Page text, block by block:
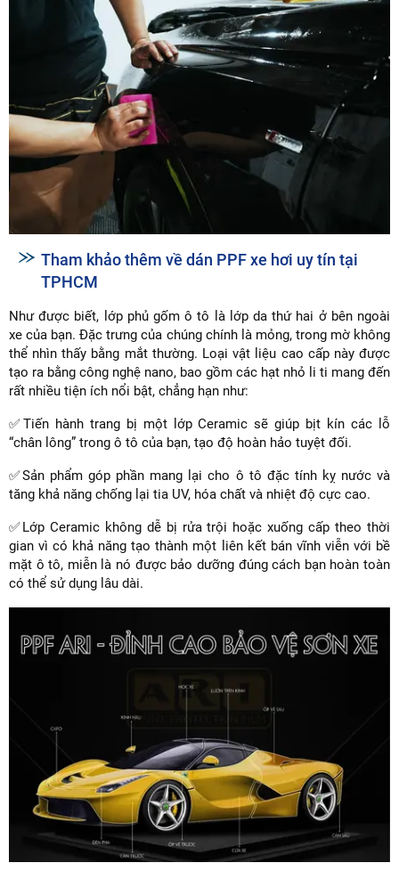
Tham khảo thêm về dán PPF xe hơi uy tín tại
TPHCM
Như được biết, lớp phủ gốm ô tô là lớp da thứ hai ở bên ngoài
xe của bạn. Đặc trưng của chúng chính là mỏng, trong mờ không
thể nhìn thấy bằng mắt thường. Loại vật liệu cao cấp này được
tạo ra bằng công nghệ nano, bao gồm các hạt nhỏ li ti mang đến
rất nhiều tiện ích nổi bật, chẳng hạn như:
✅Tiến hành trang bị một lớp Ceramic sẽ giúp bịt kín các lỗ
“chân lông” trong ô tô của bạn, tạo độ hoàn hảo tuyệt đối.
✅Sản phẩm góp phần mang lại cho ô tô đặc tính kỵ nước và
tăng khả năng chống lại tia UV, hóa chất và nhiệt độ cực cao.
✅Lớp Ceramic không dễ bị rửa trội hoặc xuống cấp theo thời
gian vì có khả năng tạo thành một liên kết bán vĩnh viễn với bề
mặt ô tô, miễn là nó được bảo dưỡng đúng cách bạn hoàn toàn
có thể sử dụng lâu dài.